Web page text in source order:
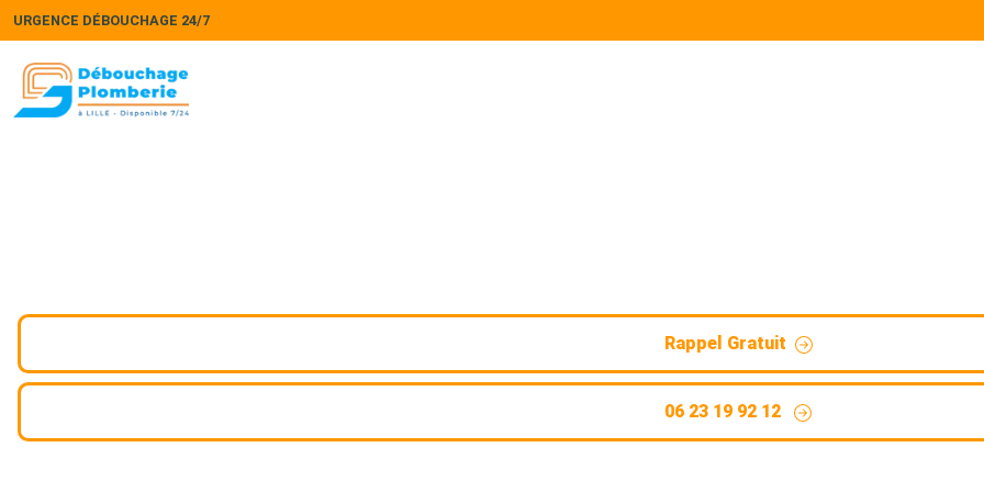
URGENCE DÉBOUCHAGE 24/7
Rappel Gratuit
06 23 19 92 12